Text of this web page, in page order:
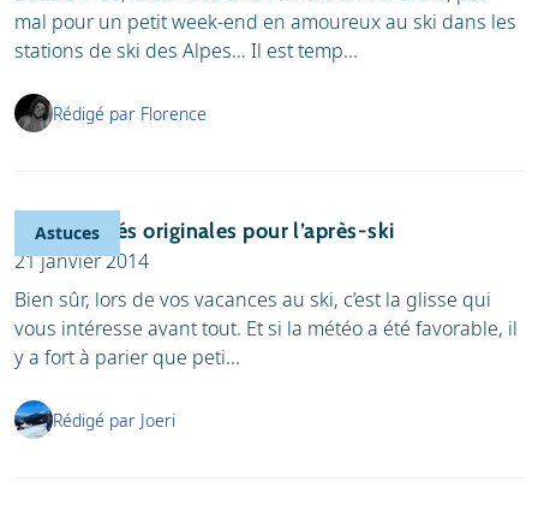
mal pour un petit week-end en amoureux au ski dans les
stations de ski des Alpes… Il est temp...
Rédigé par Florence
Astuces
Des activités originales pour l’après-ski
21 janvier 2014
Bien sûr, lors de vos vacances au ski, c’est la glisse qui
vous intéresse avant tout. Et si la météo a été favorable, il
y a fort à parier que peti...
Rédigé par Joeri